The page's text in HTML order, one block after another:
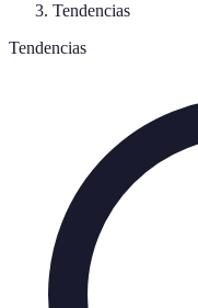
Tendencias
Tendencias